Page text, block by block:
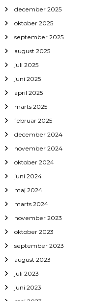
december 2025
oktober 2025
september 2025
august 2025
juli 2025
juni 2025
april 2025
marts 2025
februar 2025
december 2024
november 2024
oktober 2024
juni 2024
maj 2024
marts 2024
november 2023
oktober 2023
september 2023
august 2023
juli 2023
juni 2023